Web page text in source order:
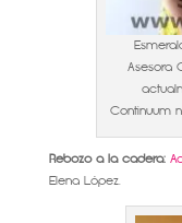
Asesora
Continuum
Rebozo a la cadera:
Elena López.